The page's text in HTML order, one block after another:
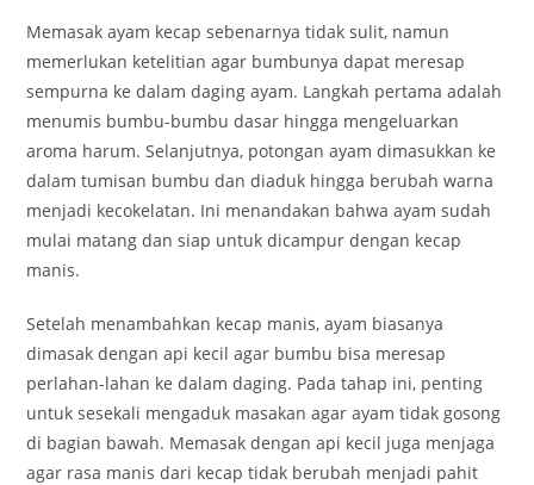
Memasak ayam kecap sebenarnya tidak sulit, namun
memerlukan ketelitian agar bumbunya dapat meresap
sempurna ke dalam daging ayam. Langkah pertama adalah
menumis bumbu-bumbu dasar hingga mengeluarkan
aroma harum. Selanjutnya, potongan ayam dimasukkan ke
dalam tumisan bumbu dan diaduk hingga berubah warna
menjadi kecokelatan. Ini menandakan bahwa ayam sudah
mulai matang dan siap untuk dicampur dengan kecap
manis.
Setelah menambahkan kecap manis, ayam biasanya
dimasak dengan api kecil agar bumbu bisa meresap
perlahan-lahan ke dalam daging. Pada tahap ini, penting
untuk sesekali mengaduk masakan agar ayam tidak gosong
di bagian bawah. Memasak dengan api kecil juga menjaga
agar rasa manis dari kecap tidak berubah menjadi pahit